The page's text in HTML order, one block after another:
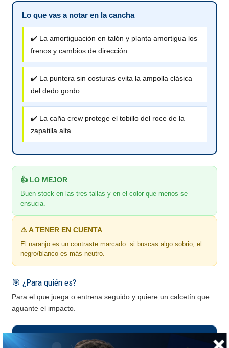
Lo que vas a notar en la cancha
✔️ La amortiguación en talón y planta amortigua los
frenos y cambios de dirección
✔️ La puntera sin costuras evita la ampolla clásica
del dedo gordo
✔️ La caña crew protege el tobillo del roce de la
zapatilla alta
👍 LO MEJOR
Buen stock en las tres tallas y en el color que menos se
ensucia.
⚠️ A TENER EN CUENTA
El naranjo es un contraste marcado: si buscas algo sobrio, el
negro/blanco es más neutro.
🎯 ¿Para quién es?
Para el que juega o entrena seguido y quiere un calcetín que
aguante el impacto.
📏 GUÍA DE TALLAS